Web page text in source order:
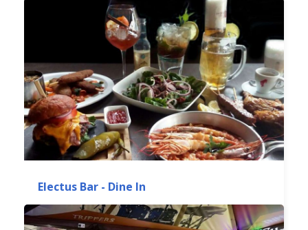
Electus Bar - Dine In